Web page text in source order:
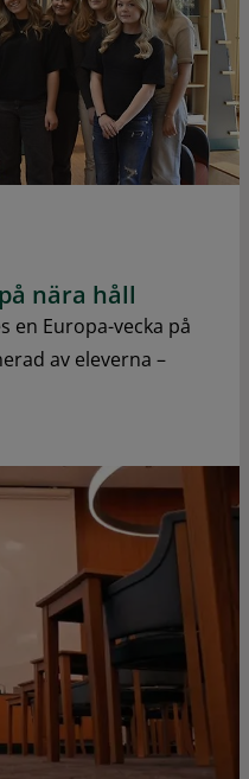
nära håll
en Europa-vecka på
av eleverna –